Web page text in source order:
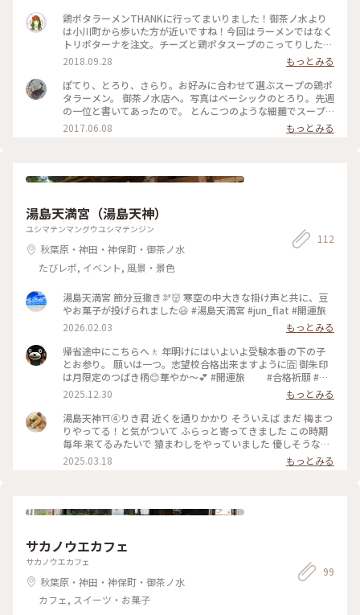
ぽかぽか #神田神社 #神田明神 #あかりちゃん #あかりちゃん
通信
鶏ポタラーメンTHANKに行ってまいりました！御茶ノ水より
は小川町から歩いた方が近いですね！今回はラーメンではなく
トリポターナを注文。チーズと鶏ポタスープのこってりした味
が病みつきになります！！しめにご飯を入れて食べるとリゾッ
ト風でとっても美味しかったです。わたし的にはテーブルにあ
るカレー粉を入れて食べると美味しいと思いました！
2018.09.28
もっとみる
ぽてり、とろり、さらり。お好みに合わせて選ぶスープの鶏ポ
タラーメン。 御茶ノ水店へ。写真はベーシックのとろり。先週
の一位と書いてあったので。 とんこつのような細麺でスープ
はたしかにとろとろ！女性でもぺろりといける量です。味変に
カレースパイスもあって、入れると最初からカレーだったんじ
2017.06.08 もっとみる
湯島天満宮（湯島天神）
ユシマテンマングウユシマテンジン
秋葉原・神田・神保町・御茶ノ水
たびレポ, イベント, 風景・景色
112
湯島天満宮 節分豆撒き🫘👹 寒空の中大きな掛け声と共に、豆
やお菓子が投げられました😃 #湯島天満宮 #jun_flat #開運旅
2026.02.03
もっとみる
帰省途中にこちらへ🚶 年明けにはいよいよ受験本番の下の子
とお参り。 願いは一つ。志望校合格出来ますように🈴 御朱印
は月限定のつばき柄😊華やか〜💕 #開運旅 #合格祈願 #御
朱印 #つばき
2025.12.30
もっとみる
湯島天神⛩④りき君 近くを通りかかり そういえば まだ 梅まつ
りやってる！と気がついて ふらっと寄ってきました この時期
毎年 来てるみたいで 猿まわしをやっていました 優しそうなお
猿さん りき君、可愛かったです 目線もいただきました💕 覗い
た時 もう最後の芸だったので 話がよく聞けなかったのですが
した 家で御朱印帳を見たら 前回こちらの梅まつりに来たの3年
朱印 #猿まわし #ともきりき #アートな景色
2025.03.18 もっとみる
サカノウエカフェ
サカノウエカフェ
秋葉原・神田・神保町・御茶ノ水
カフェ, スイーツ・お菓子
99